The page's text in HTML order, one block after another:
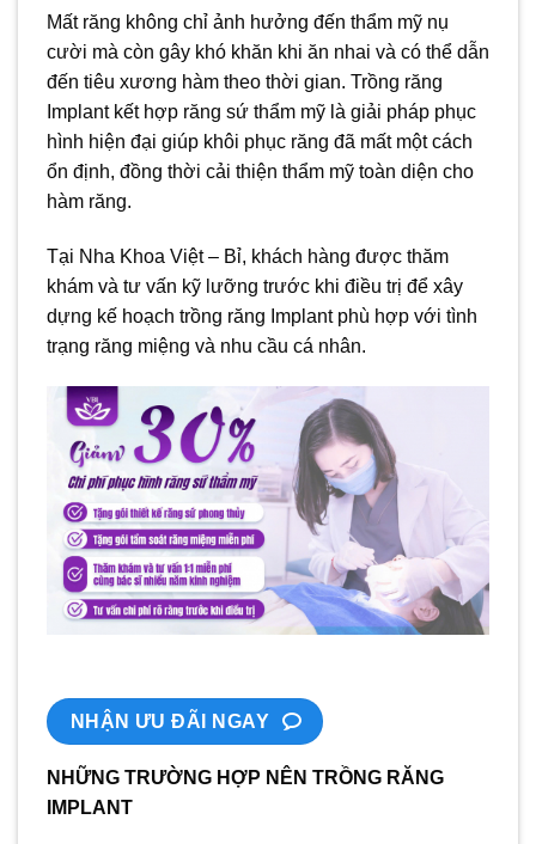
Mất răng không chỉ ảnh hưởng đến thẩm mỹ nụ
cười mà còn gây khó khăn khi ăn nhai và có thể dẫn
đến tiêu xương hàm theo thời gian. Trồng răng
Implant kết hợp răng sứ thẩm mỹ là giải pháp phục
hình hiện đại giúp khôi phục răng đã mất một cách
ổn định, đồng thời cải thiện thẩm mỹ toàn diện cho
hàm răng.
Tại Nha Khoa Việt – Bỉ, khách hàng được thăm
khám và tư vấn kỹ lưỡng trước khi điều trị để xây
dựng kế hoạch trồng răng Implant phù hợp với tình
trạng răng miệng và nhu cầu cá nhân.
NHẬN ƯU ĐÃI NGAY
NHỮNG TRƯỜNG HỢP NÊN TRỒNG RĂNG
IMPLANT